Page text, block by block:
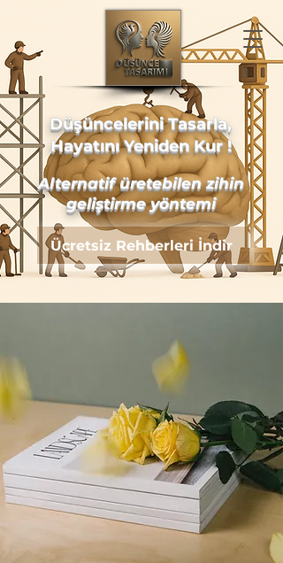
Düşüncelerini Tasarla,
Hayatını Yeniden Kur !
Alternatif üretebilen zihin
geliştirme yöntemi
Ücretsiz Rehberleri İndir